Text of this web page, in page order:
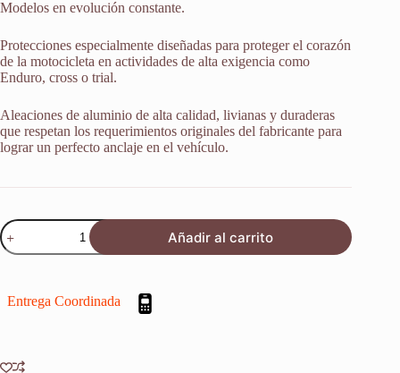
Modelos en evolución constante.
Protecciones especialmente diseñadas para proteger el corazón
de la motocicleta en actividades de alta exigencia como
Enduro, cross o trial.
Aleaciones de aluminio de alta calidad, livianas y duraderas
que respetan los requerimientos originales del fabricante para
lograr un perfecto anclaje en el vehículo.
Protector
Cubrecarter
Honda
1985-
Añadir al carrito
Entrega Coordinada